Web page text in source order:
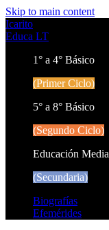
Skip to main content
Icarito
Educa LT
1° a 4° Básico
(Primer Ciclo)
5° a 8° Básico
(Segundo Ciclo)
Educación Media
(Secundaria)
Biografías
Efemérides